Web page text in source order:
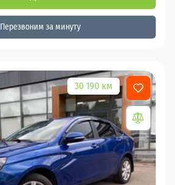
Перезвоним за минуту
30 190 км